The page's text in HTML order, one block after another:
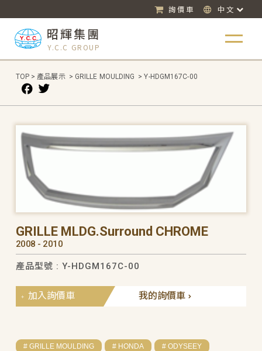
詢價車 中文
昭輝集團
Y.C.C GROUP
TOP > 產品展示 > GRILLE MOULDING > Y-HDGM167C-00
GRILLE MLDG.Surround CHROME
2008 - 2010
產品型號 : Y-HDGM167C-00
我的詢價車
加入詢價車
# GRILLE MOULDING # HONDA # ODYSEEY